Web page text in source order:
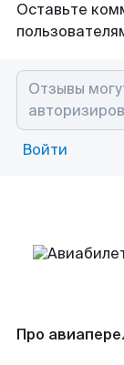
Оставьте
Войти
Про